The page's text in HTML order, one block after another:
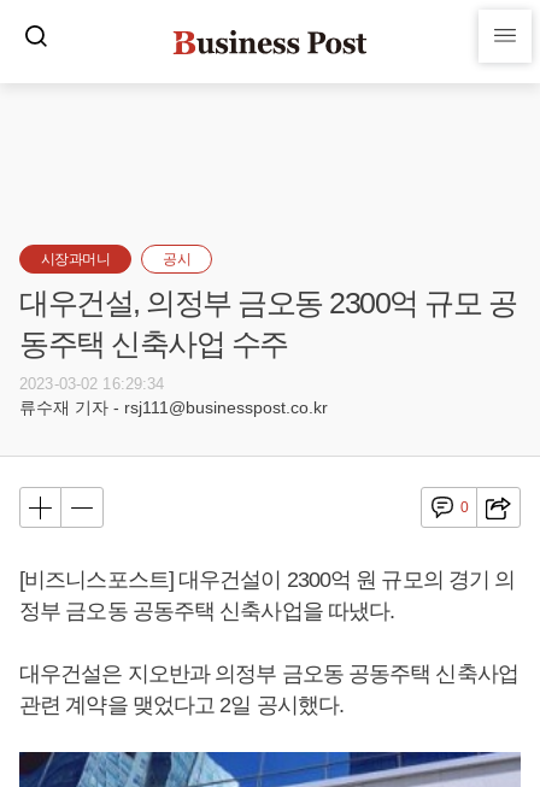
시장과머니 공시
대우건설, 의정부 금오동 2300억 규모 공
동주택 신축사업 수주
2023-03-02 16:29:34
류수재 기자 - rsj111@businesspost.co.kr
0
[비즈니스포스트] 대우건설이 2300억 원 규모의 경기 의
정부 금오동 공동주택 신축사업을 따냈다.
대우건설은 지오반과 의정부 금오동 공동주택 신축사업
관련 계약을 맺었다고 2일 공시했다.